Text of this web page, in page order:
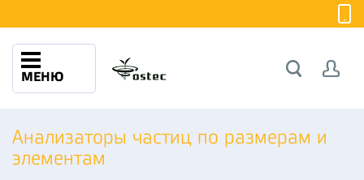
МЕНЮ
Анализаторы частиц по размерам и
элементам